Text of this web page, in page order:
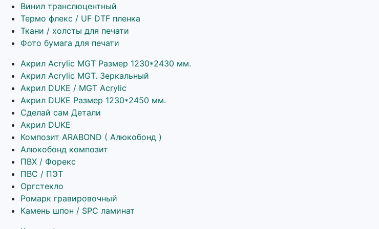
Винил транслюцентный
Термо флекс / UF DTF пленка
Ткани / холсты для печати
Фото бумага для печати
Акрил Acrylic MGT Размер 1230*2430 мм.
Акрил Acrylic MGT. Зеркальный
Акрил DUKE / MGT Acrylic
Акрил DUKE Размер 1230*2450 мм.
Сделай сам Детали
Акрил DUKE
Композит ARABOND ( Алюкобонд )
Алюкобонд композит
ПВХ / Форекс
ПВС / ПЭТ
Оргстекло
Ромарк гравировочный
Камень шпон / SPC ламинат